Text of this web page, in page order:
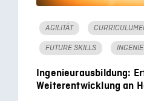
AGILITÄT
FUTURE SKILLS
Ingenieurausbildung:
Weiterentwicklung an